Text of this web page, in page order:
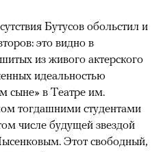
Бутусов обольстил и
это видно в
из живого актерского
идеальностью
сыне» в Театре им.
тогдашними студентами
числе будущей звездой
Этот свободный,